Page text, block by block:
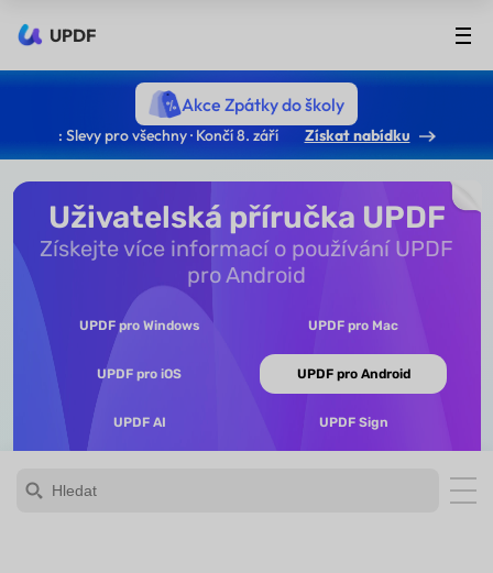
UPDF
Akce Zpátky do školy
: Slevy pro všechny · Končí 8. září Získat nabídku
Uživatelská příručka UPDF
Získejte více informací o používání UPDF
pro Android
UPDF pro Windows UPDF pro Mac
UPDF pro iOS UPDF pro Android
UPDF AI UPDF Sign